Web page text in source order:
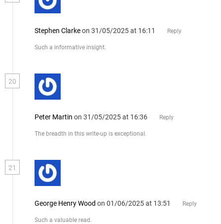
Stephen Clarkeon 31/05/2025 at 16:11 Reply
Such a informative insight.
20
Peter Martin on 31/05/2025 at 16:36 Reply
The breadth in this write-up is exceptional.
21
George Henry Wood on 01/06/2025 at 13:51 Reply
Such a valuable read.